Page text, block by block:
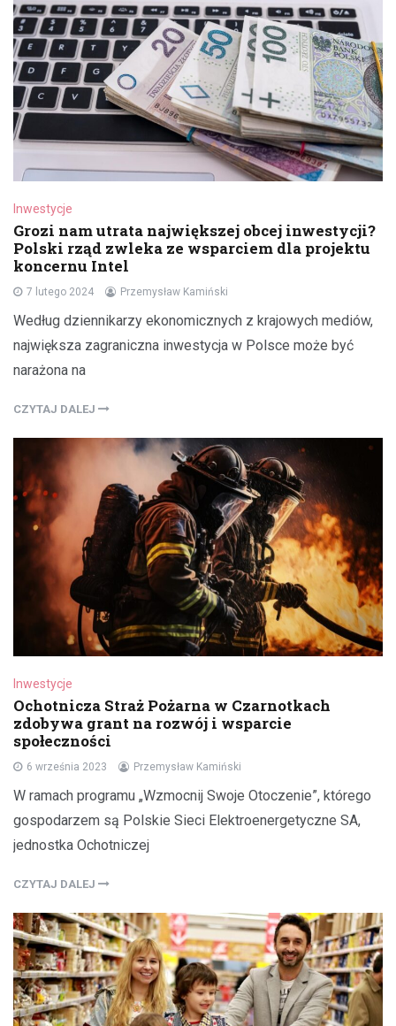
Inwestycje
Grozi nam utrata największej obcej inwestycji?
Polski rząd zwleka ze wsparciem dla projektu
koncernu Intel
7 lutego 2024 Przemysław Kamiński
Według dziennikarzy ekonomicznych z krajowych mediów,
największa zagraniczna inwestycja w Polsce może być
narażona na
CZYTAJ DALEJ
Inwestycje
Ochotnicza Straż Pożarna w Czarnotkach
zdobywa grant na rozwój i wsparcie
społeczności
6 września 2023 Przemysław Kamiński
W ramach programu „Wzmocnij Swoje Otoczenie”, którego
gospodarzem są Polskie Sieci Elektroenergetyczne SA,
jednostka Ochotniczej
CZYTAJ DALEJ